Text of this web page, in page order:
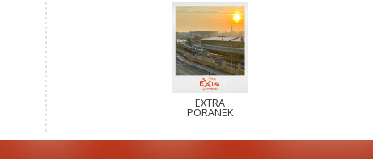
EXTRA
PORANEK